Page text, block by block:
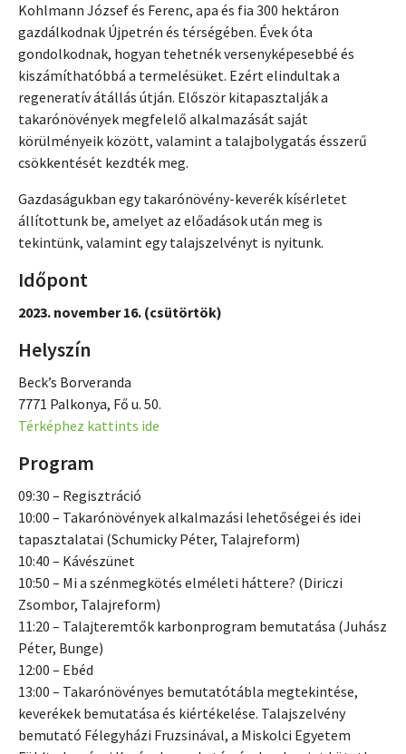
Kohlmann József és Ferenc, apa és fia 300 hektáron
gazdálkodnak Újpetrén és térségében. Évek óta
gondolkodnak, hogyan tehetnék versenyképesebbé és
kiszámíthatóbbá a termelésüket. Ezért elindultak a
regeneratív átállás útján. Először kitapasztalják a
takarónövények megfelelő alkalmazását saját
körülményeik között, valamint a talajbolygatás ésszerű
csökkentését kezdték meg.
Gazdaságukban egy takarónövény-keverék kísérletet
állítottunk be, amelyet az előadások után meg is
tekintünk, valamint egy talajszelvényt is nyitunk.
Időpont
2023. november 16. (csütörtök)
Helyszín
Beck’s Borveranda
7771 Palkonya, Fő u. 50.
Térképhez kattints ide
Program
09:30 – Regisztráció
10:00 – Takarónövények alkalmazási lehetőségei és idei
tapasztalatai (Schumicky Péter, Talajreform)
10:40 – Kávészünet
10:50 – Mi a szénmegkötés elméleti háttere? (Diriczi
Zsombor, Talajreform)
11:20 – Talajteremtők karbonprogram bemutatása (Juhász
Péter, Bunge)
12:00 – Ebéd
13:00 – Takarónövényes bemutatótábla megtekintése,
keverékek bemutatása és kiértékelése. Talajszelvény
bemutató Félegyházi Fruzsinával, a Miskolci Egyetem